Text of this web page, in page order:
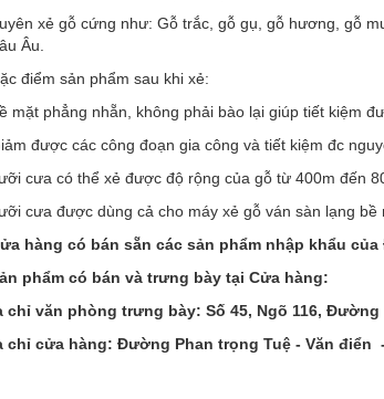
xẻ gỗ cứng như: Gỗ trắc, gỗ gụ, gỗ hương, gỗ
Âu.
điểm sản phẩm sau khi xẻ:
mặt phẳng nhẵn, không phải bào lại giúp tiết kiệm
được các công đoạn gia công và tiết kiệm đc
cưa có thể xẻ được độ rộng của gỗ từ 400m đến
cưa được dùng cả cho máy xẻ gỗ ván sàn lạng
hàng có bán sẵn các sản phẩm nhập khẩu
phẩm có bán và trưng bày tại Cửa hàng:
chỉ văn phòng trưng bày: Số 45, Ngõ 116, Đường
chỉ cửa hàng: Đường Phan trọng Tuệ - Văn điển